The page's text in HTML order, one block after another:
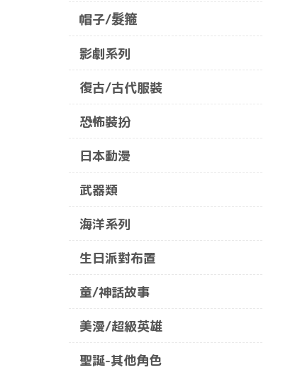
帽子/髮箍
影劇系列
復古/古代服裝
恐怖裝扮
日本動漫
武器類
海洋系列
生日派對布置
童/神話故事
美漫/超級英雄
聖誕-其他角色